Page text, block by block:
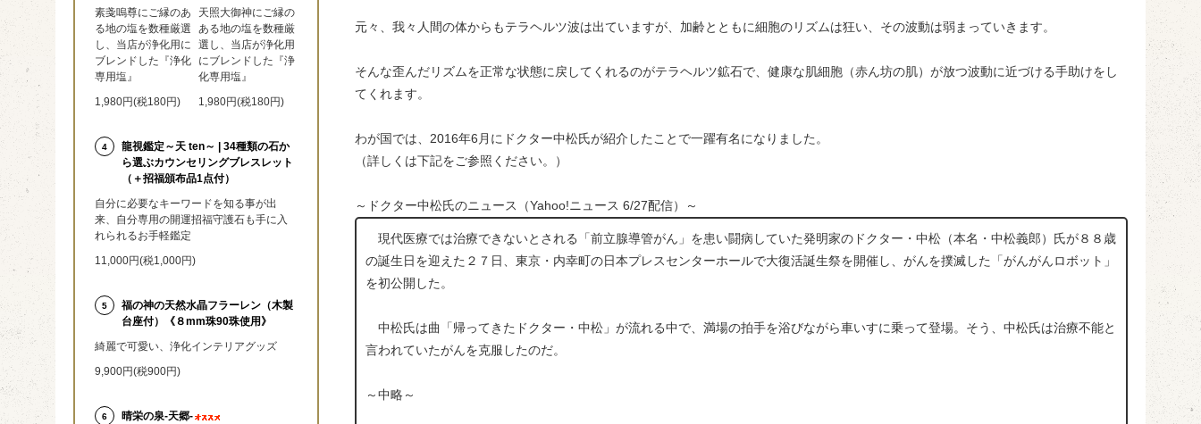
元々、我々人間の体からもテラヘルツ波は出ていますが、加齢とともに細胞のリズムは狂い、その波動は弱まっていきます。
そんな歪んだリズムを正常な状態に戻してくれるのがテラヘルツ鉱石で、健康な肌細胞（赤ん坊の肌）が放つ波動に近づける手助けをし
てくれます。
わが国では、2016年6月にドクター中松氏が紹介したことで一躍有名になりました。
（詳しくは下記をご参照ください。）
～ドクター中松氏のニュース（Yahoo!ニュース 6/27配信）～
現代医療では治療できないとされる「前立腺導管がん」を患い闘病していた発明家のドクター・中松（本名・中松義郎）氏が８８歳
の誕生日を迎えた２７日、東京・内幸町の日本プレスセンターホールで大復活誕生祭を開催し、がんを撲滅した「がんがんロボット」
を初公開した。
中松氏は曲「帰ってきたドクター・中松」が流れる中で、満場の拍手を浴びながら車いすに乗って登場。そう、中松氏は治療不能と
言われていたがんを克服したのだ。
～中略～
素戔嗚尊にご縁のあ
る地の塩を数種厳選
し、当店が浄化用に
ブレンドした『浄化
専用塩』
1,980円(税180円)
天照大御神にご縁の
ある地の塩を数種厳
選し、当店が浄化用
にブレンドした『浄
化専用塩』
1,980円(税180円)
4
龍視鑑定～天 ten～ | 34種類の石か
ら選ぶカウンセリングブレスレット
（＋招福頒布品1点付）
自分に必要なキーワードを知る事が出
来、自分専用の開運招福守護石も手に入
れられるお手軽鑑定
11,000円(税1,000円)
5
福の神の天然水晶フラーレン（木製
台座付）《８mm珠90珠使用》
綺麗で可愛い、浄化インテリアグッズ
9,900円(税900円)
6
晴栄の泉‐天郷‐